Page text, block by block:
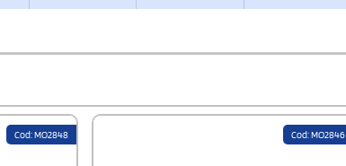
Cod: MO2848 Cod: MO2846